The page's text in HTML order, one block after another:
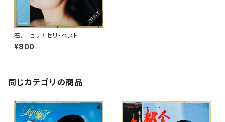
石川 セリ / セリ・ベスト
¥800
同じカテゴリの商品